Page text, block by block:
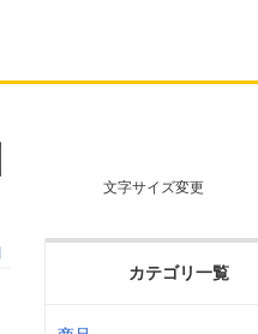
文字サイズ変更
カテゴリ一覧